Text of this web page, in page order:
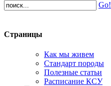
Go!
Страницы
Как мы живем
Стандарт породы
Полезные статьи
Расписание КСУ